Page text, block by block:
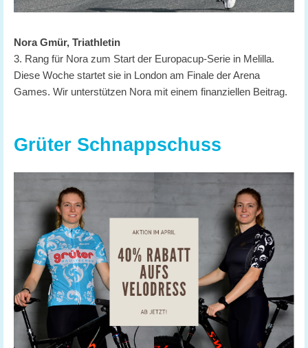
Nora Gmür, Triathletin
3. Rang für Nora zum Start der Europacup-Serie in Melilla.
Diese Woche startet sie in London am Finale der Arena
Games. Wir unterstützen Nora mit einem finanziellen Beitrag.
Grüter Schnappschuss